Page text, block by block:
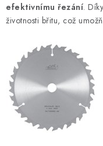
efektivnímu řezání.
životnosti břitu, což